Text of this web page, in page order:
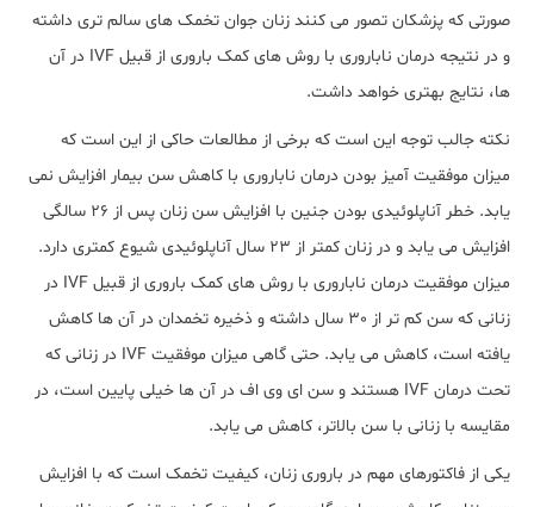
صورتی که پزشکان تصور می کنند زنان جوان تخمک های سالم تری داشته
و در نتیجه درمان ناباروری با روش های کمک باروری از قبیل IVF در آن
ها، نتایج بهتری خواهد داشت.
نکته جالب توجه این است که برخی از مطالعات حاکی از این است که
میزان موفقیت آمیز بودن درمان ناباروری با کاهش سن بیمار افزایش نمی
یابد. خطر آناپلوئیدی بودن جنین با افزایش سن زنان پس از 26 سالگی
افزایش می یابد و در زنان کمتر از 23 سال آناپلوئیدی شیوع کمتری دارد.
میزان موفقیت درمان ناباروری با روش های کمک باروری از قبیل IVF در
زنانی که سن کم تر از 30 سال داشته و ذخیره تخمدان در آن ها کاهش
یافته است، کاهش می یابد. حتی گاهی میزان موفقیت IVF در زنانی که
تحت درمان IVF هستند و سن ای وی اف در آن ها خیلی پایین است، در
مقایسه با زنانی با سن بالاتر، کاهش می یابد.
یکی از فاکتورهای مهم در باروری زنان، کیفیت تخمک است که با افزایش